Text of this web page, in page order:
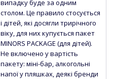
випадку буде за одним
столом. Це правило стосується
і дітей, які досягли трирічного
віку, для них купується пакет
MINORS PACKAGE (для дітей).
Не включено у вартість
пакету: міні-бар, алкогольні
напої у пляшках, деякі бренди